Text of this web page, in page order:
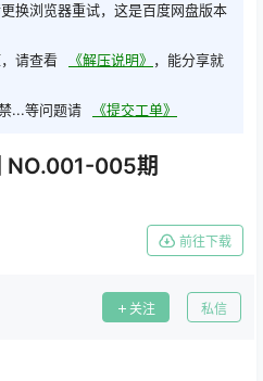
换浏览器重试，这是百度网盘版本
请查看
《解压说明》 ，能分享就
...等问题请
《提交工单》
NO.001-005期
前往下载
关注 私信